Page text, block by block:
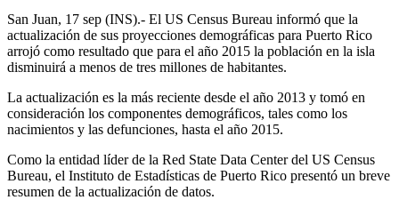
San Juan, 17 sep (INS).- El US Census Bureau informó que la
actualización de sus proyecciones demográficas para Puerto Rico
arrojó como resultado que para el año 2015 la población en la isla
disminuirá a menos de tres millones de habitantes.
La actualización es la más reciente desde el año 2013 y tomó en
consideración los componentes demográficos, tales como los
nacimientos y las defunciones, hasta el año 2015.
Como la entidad líder de la Red State Data Center del US Census
Bureau, el Instituto de Estadísticas de Puerto Rico presentó un breve
resumen de la actualización de datos.